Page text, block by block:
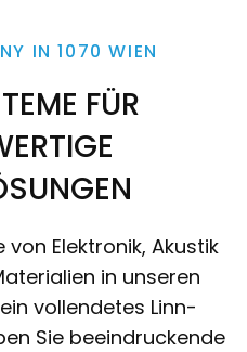
IN 1070 WIEN
FÜR
Elektronik, Akustik
in unseren
vollendetes Linn-
Sie beeindruckende